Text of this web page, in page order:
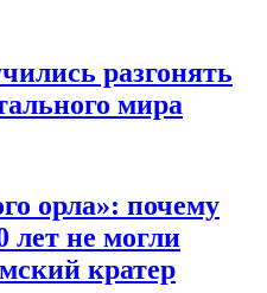
разгонять
мира
орла»: почему
не могли
кратер